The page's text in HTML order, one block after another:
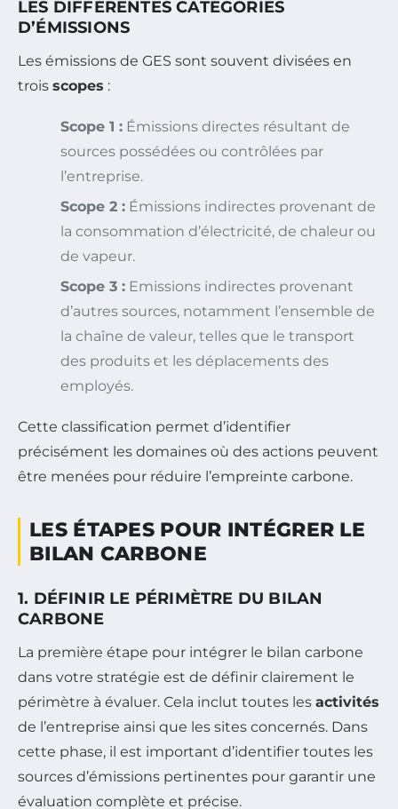
LES DIFFÉRENTES CATÉGORIES
D’ÉMISSIONS
Les émissions de GES sont souvent divisées en
trois scopes :
Scope 1 : Émissions directes résultant de
sources possédées ou contrôlées par
l’entreprise.
Scope 2 : Émissions indirectes provenant de
la consommation d’électricité, de chaleur ou
de vapeur.
Scope 3 : Emissions indirectes provenant
d’autres sources, notamment l’ensemble de
la chaîne de valeur, telles que le transport
des produits et les déplacements des
employés.
Cette classification permet d’identifier
précisément les domaines où des actions peuvent
être menées pour réduire l’empreinte carbone.
LES ÉTAPES POUR INTÉGRER LE
BILAN CARBONE
1. DÉFINIR LE PÉRIMÈTRE DU BILAN
CARBONE
La première étape pour intégrer le bilan carbone
dans votre stratégie est de définir clairement le
périmètre à évaluer. Cela inclut toutes les activités
de l’entreprise ainsi que les sites concernés. Dans
cette phase, il est important d’identifier toutes les
sources d’émissions pertinentes pour garantir une
évaluation complète et précise.